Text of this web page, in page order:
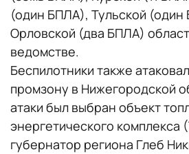
(один БПЛА), Тульской (один
Орловской (два БПЛА)
ведомстве.
Беспилотники также
промзону в Нижегородской
атаки был выбран объект
энергетического комплекса
губернатор региона Глеб